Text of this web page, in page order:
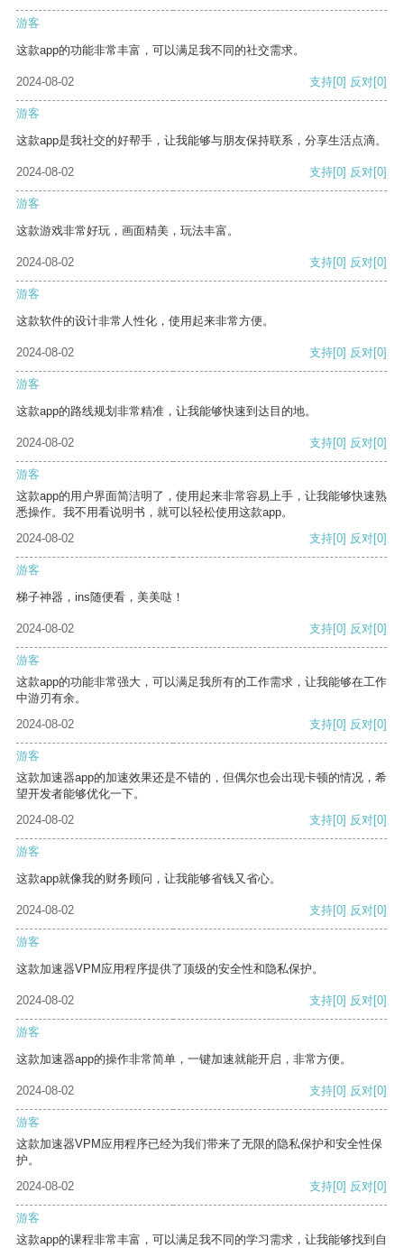
游客
这款app的功能非常丰富，可以满足我不同的社交需求。
2024-08-02 支持[0] 反对[0]
游客
这款app是我社交的好帮手，让我能够与朋友保持联系，分享生活点滴。
2024-08-02 支持[0] 反对[0]
游客
这款游戏非常好玩，画面精美，玩法丰富。
2024-08-02 支持[0] 反对[0]
游客
这款软件的设计非常人性化，使用起来非常方便。
2024-08-02 支持[0] 反对[0]
游客
这款app的路线规划非常精准，让我能够快速到达目的地。
2024-08-02 支持[0] 反对[0]
游客
这款app的用户界面简洁明了，使用起来非常容易上手，让我能够快速熟
悉操作。我不用看说明书，就可以轻松使用这款app。
2024-08-02
支持[0] 反对[0]
游客
梯子神器，ins随便看，美美哒！
2024-08-02 支持[0] 反对[0]
游客
这款app的功能非常强大，可以满足我所有的工作需求，让我能够在工作
中游刃有余。
2024-08-02
支持[0] 反对[0]
游客
这款加速器app的加速效果还是不错的，但偶尔也会出现卡顿的情况，希
望开发者能够优化一下。
2024-08-02
支持[0] 反对[0]
游客
这款app就像我的财务顾问，让我能够省钱又省心。
2024-08-02 支持[0] 反对[0]
游客
这款加速器VPM应用程序提供了顶级的安全性和隐私保护。
2024-08-02 支持[0] 反对[0]
游客
这款加速器app的操作非常简单，一键加速就能开启，非常方便。
2024-08-02 支持[0] 反对[0]
游客
这款加速器VPM应用程序已经为我们带来了无限的隐私保护和安全性保
护。
2024-08-02
支持[0] 反对[0]
游客
这款app的课程非常丰富，可以满足我不同的学习需求，让我能够找到自